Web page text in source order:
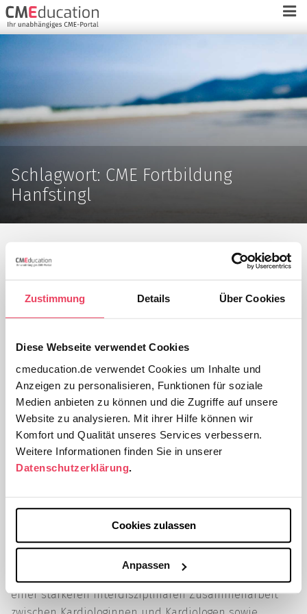
Zustimmung Details Über Cookies
Diese Webseite verwendet Cookies
cmeducation.de verwendet Cookies um Inhalte und
Anzeigen zu personalisieren, Funktionen für soziale
Medien anbieten zu können und die Zugriffe auf unsere
Website zu analysieren. Mit ihrer Hilfe können wir
Komfort und Qualität unseres Services verbessern.
Weitere Informationen finden Sie in unserer
Datenschutzerklärung.
Cookies zulassen
Anpassen
Schlagwort: CME Fortbildung
Hanfstingl
Chronische
Herzinsuffizienz
in der
intersektoralen
Versorgung
Die ESC-Leitlinien 2023 heben die Bedeutung der
SGLT2-Inhibitoren hervor, die erstmals für alle
Herzinsuffizienztypen empfohlen werden. Dabei liegt
ein Schlüssel zu einer besseren Versorgung von
einer stärkeren interdisziplinaren Zusammenarbeit